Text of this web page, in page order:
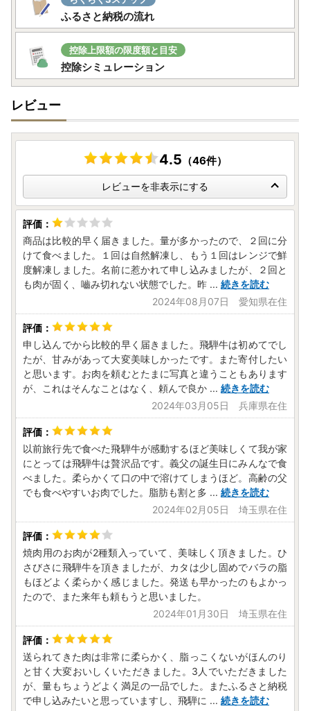
ふるさと納税の流れ
控除上限額の限度額と目安
控除シミュレーション
レビュー
4.5 （46件）
レビューを非表示にする
商品は比較的早く届きました。量が多かったので、２回に分
けて食べました。１回は自然解凍し、もう１回はレンジで鮮
度解凍しました。名前に惹かれて申し込みましたが、２回と
も肉が固く、嚙み切れない状態でした。昨 ... 続きを読む
2024年08月07日 愛知県在住
申し込んでから比較的早く届きました。飛騨牛は初めてでし
たが、甘みがあって大変美味しかったです。また寄付したい
と思います。お肉を頼むとたまに写真と違うこともあります
が、これはそんなことはなく、頼んで良か ... 続きを読む
2024年03月05日 兵庫県在住
以前旅行先で食べた飛騨牛が感動するほど美味しくて我が家
にとっては飛騨牛は贅沢品です。義父の誕生日にみんなで食
べました。柔らかくて口の中で溶けてしまうほど。高齢の父
でも食べやすいお肉でした。脂肪も割と多 ... 続きを読む
2024年02月05日 埼玉県在住
焼肉用のお肉が2種類入っていて、美味しく頂きました。ひ
さびさに飛騨牛を頂きましたが、カタは少し固めでバラの脂
もほどよく柔らかく感じました。発送も早かったのもよかっ
たので、また来年も頼もうと思いました。
2024年01月30日 埼玉県在住
送られてきた肉は非常に柔らかく、脂っこくないがほんのり
と甘く大変おいしくいただきました。3人でいただきました
が、量もちょうどよく満足の一品でした。またふるさと納税
で申し込みたいと思っていますし、飛騨に ... 続きを読む